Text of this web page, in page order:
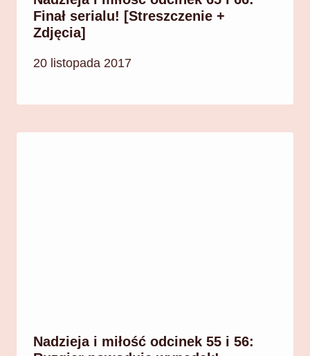
Finał serialu! [Streszczenie +
Zdjęcia]
20 listopada 2017
Nadzieja i miłość odcinek 55 i 56: